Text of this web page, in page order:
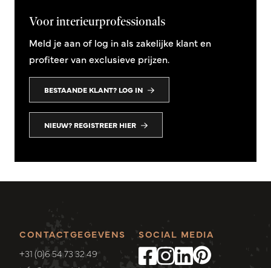
Voor interieurprofessionals
Meld je aan of log in als zakelijke klant en
profiteer van exclusieve prijzen.
BESTAANDE KLANT? LOG IN
NIEUW? REGISTREER HIER
CONTACTGEGEVENS
+31 (0)6 54 73 32 49
SOCIAL MEDIA